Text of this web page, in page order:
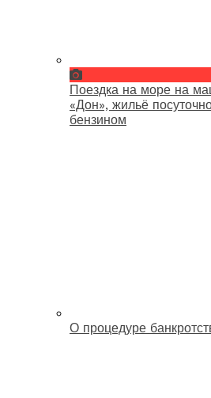
Поездка на море на
«Дон», жильё
бензином
О процедуре